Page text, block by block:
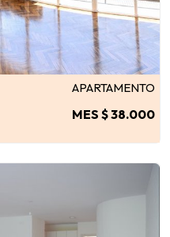
APARTAMENTO
MES $ 38.000